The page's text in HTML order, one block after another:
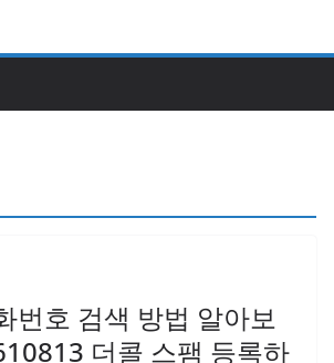
번호 검색 방법 알아보
더콜 스팸 등록하